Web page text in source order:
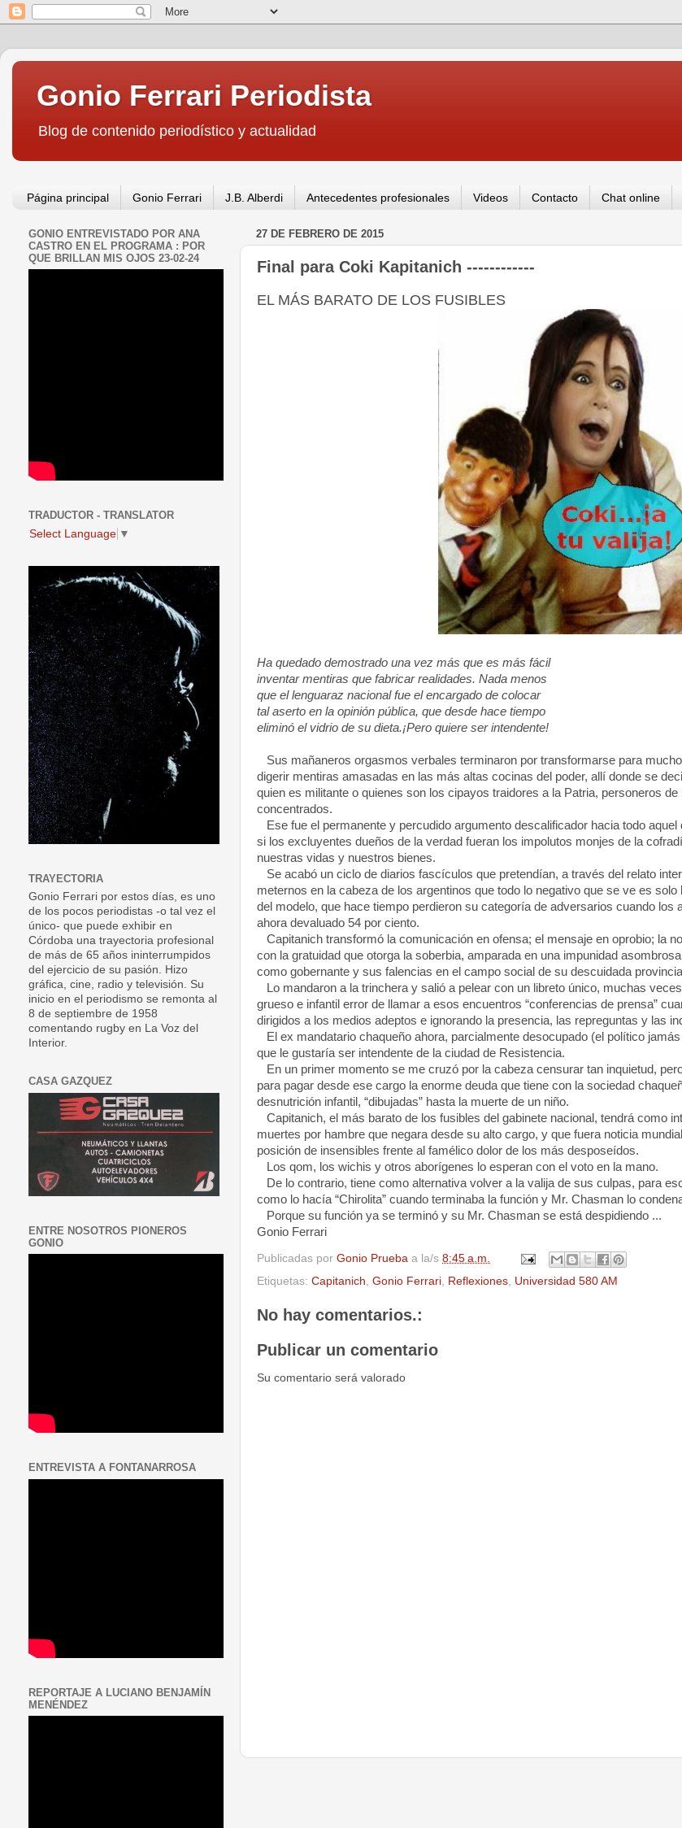
Gonio Ferrari Periodista
Blog de contenido periodístico y actualidad
Página principal Gonio Ferrari J.B. Alberdi Antecedentes profesionales Videos Contacto Chat online
27 DE FEBRERO DE 2015
Final para Coki Kapitanich ------------
EL MÁS BARATO DE LOS FUSIBLES
Ha quedado demostrado una vez más que es más fácil
inventar mentiras que fabricar realidades. Nada menos
que el lenguaraz nacional fue el encargado de colocar
tal aserto en la opinión pública, que desde hace tiempo
eliminó el vidrio de su dieta.¡Pero quiere ser intendente!
Sus mañaneros orgasmos verbales terminaron por transformarse para
digerir mentiras amasadas en las más altas cocinas del poder, allí donde se
quien es militante o quienes son los cipayos traidores a la Patria, personeros
concentrados.
Ese fue el permanente y percudido argumento descalificador hacia todo
si los excluyentes dueños de la verdad fueran los impolutos monjes de la
nuestras vidas y nuestros bienes.
Se acabó un ciclo de diarios fascículos que pretendían, a través del relato
meternos en la cabeza de los argentinos que todo lo negativo que se ve es
del modelo, que hace tiempo perdieron su categoría de adversarios cuando los
ahora devaluado 54 por ciento.
Capitanich transformó la comunicación en ofensa; el mensaje en oprobio; la
con la gratuidad que otorga la soberbia, amparada en una impunidad
como gobernante y sus falencias en el campo social de su descuidada
Lo mandaron a la trinchera y salió a pelear con un libreto único, muchas
grueso e infantil error de llamar a esos encuentros “conferencias de prensa”
dirigidos a los medios adeptos e ignorando la presencia, las repreguntas y las
El ex mandatario chaqueño ahora, parcialmente desocupado (el político
que le gustaría ser intendente de la ciudad de Resistencia.
En un primer momento se me cruzó por la cabeza censurar tan inquietud,
para pagar desde ese cargo la enorme deuda que tiene con la sociedad
desnutrición infantil, “dibujadas” hasta la muerte de un niño.
Capitanich, el más barato de los fusibles del gabinete nacional, tendrá como
muertes por hambre que negara desde su alto cargo, y que fuera noticia
posición de insensibles frente al famélico dolor de los más desposeídos.
Los qom, los wichis y otros aborígenes lo esperan con el voto en la mano.
De lo contrario, tiene como alternativa volver a la valija de sus culpas, para
como lo hacía “Chirolita” cuando terminaba la función y Mr. Chasman lo
Porque su función ya se terminó y su Mr. Chasman se está despidiendo ...
Gonio Ferrari
Publicadas por Gonio Prueba a la/s 8:45 a.m.
Etiquetas: Capitanich Gonio Ferrari Reflexiones Universidad 580 AM
No hay comentarios.:
Publicar un comentario
Su comentario será valorado
GONIO ENTREVISTADO POR ANA
CASTRO EN EL PROGRAMA : POR
QUE BRILLAN MIS OJOS 23-02-24
TRADUCTOR - TRANSLATOR
Select Language ▼
TRAYECTORIA
Gonio Ferrari por estos días, es uno
de los pocos periodistas -o tal vez el
único- que puede exhibir en
Córdoba una trayectoria profesional
de más de 65 años ininterrumpidos
del ejercicio de su pasión. Hizo
gráfica, cine, radio y televisión. Su
inicio en el periodismo se remonta al
8 de septiembre de 1958
comentando rugby en La Voz del
Interior.
CASA GAZQUEZ
ENTRE NOSOTROS PIONEROS
GONIO
ENTREVISTA A FONTANARROSA
REPORTAJE A LUCIANO BENJAMÍN
MENÉNDEZ